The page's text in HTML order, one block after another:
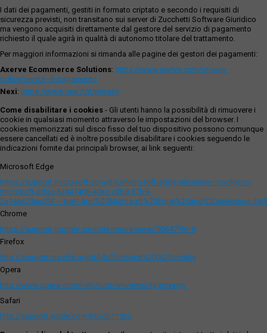
I dati dei pagamenti, gestiti in formato criptato e secondo i requisiti di
sicurezza previsti, non transitano sui server di Zucchetti Software Giuridico
ma vengono acquisiti direttamente dal gestore del servizio di pagamento
richiesto il quale agirà in qualità di autonomo titolare del trattamento.
Per maggiori informazioni si rimanda alle pagine dei gestori dei pagamenti:
Axerve Ecommerce Solutions: https://www.axerve.com/privacy-
policy/servizi-di-pagamento
Nexi: https://www.nexi.it/it/privacy
Come disabilitare i cookies - Gli utenti hanno la possibilità di rimuovere i
cookie in qualsiasi momento attraverso le impostazioni del browser. I
cookies memorizzati sul disco fisso del tuo dispositivo possono comunque
essere cancellati ed è inoltre possibile disabilitare i cookies seguendo le
indicazioni fornite dai principali browser, ai link seguenti:
Microsoft Edge
https://support.microsoft.com/it-it/microsoft-edge/eliminare-i-cookie-in-
microsoft-edge-63947406-40ac-c3b8-57b9-
Chrome
https://support.google.com/chrome/answer/95647?hl=it
Firefox
http://support.mozilla.org/it/kb/Eliminare%20i%20cookie
Opera
http://www.opera.com/help/tutorials/security/privacy/
Safari
http://support.apple.com/kb/ph11920